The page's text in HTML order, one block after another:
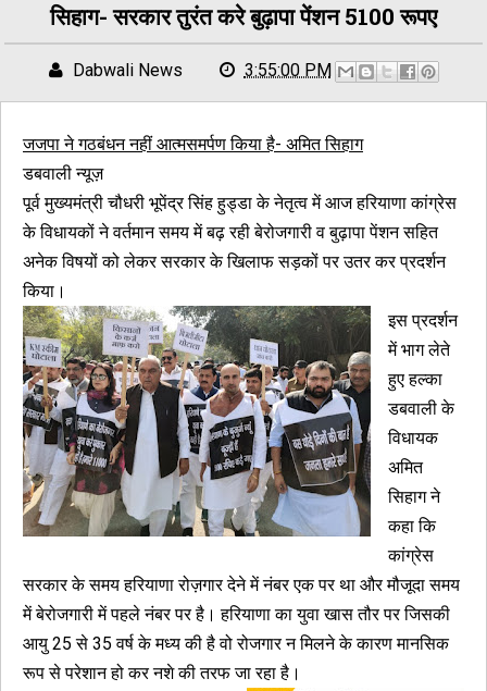
सिहाग- सरकार तुरंत करे बुढ़ापा पेंशन 5100 रूपए
Dabwali News 3:55:00 PM
जजपा ने गठबंधन नहीं आत्मसमर्पण किया है- अमित सिहाग
डबवाली न्यूज़
पूर्व मुख्यमंत्री चौधरी भूपेंद्र सिंह हुड्डा के नेतृत्व में आज हरियाणा कांग्रेस
के विधायकों ने वर्तमान समय में बढ़ रही बेरोजगारी व बुढ़ापा पेंशन सहित
अनेक विषयों को लेकर सरकार के खिलाफ सड़कों पर उतर कर प्रदर्शन
किया।
इस प्रदर्शन
में भाग लेते
हुए हल्का
डबवाली के
विधायक
अमित
सिहाग ने
कहा कि
कांग्रेस
सरकार के समय हरियाणा रोज़गार देने में नंबर एक पर था और मौजूदा समय
में बेरोजगारी में पहले नंबर पर है। हरियाणा का युवा खास तौर पर जिसकी
आयु 25 से 35 वर्ष के मध्य की है वो रोजगार न मिलने के कारण मानसिक
रूप से परेशान हो कर नशे की तरफ जा रहा है।